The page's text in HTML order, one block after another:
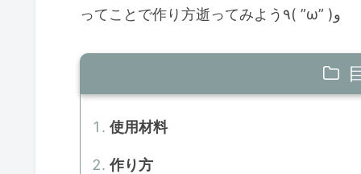
ってことで作り方逝ってみよう٩( ”ω” )و
使用材料
作り方